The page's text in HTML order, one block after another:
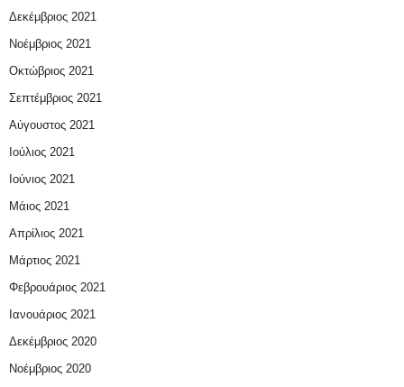
Δεκέμβριος 2021
Νοέμβριος 2021
Οκτώβριος 2021
Σεπτέμβριος 2021
Αύγουστος 2021
Ιούλιος 2021
Ιούνιος 2021
Μάιος 2021
Απρίλιος 2021
Μάρτιος 2021
Φεβρουάριος 2021
Ιανουάριος 2021
Δεκέμβριος 2020
Νοέμβριος 2020